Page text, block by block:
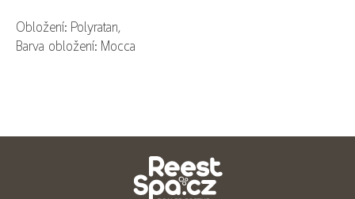
Obložení: Polyratan,
Barva obložení: Mocca